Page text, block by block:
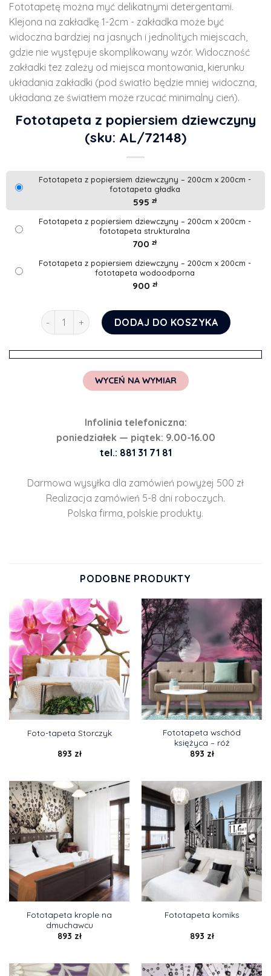
Fototapetę można myć delikatnymi detergentami.
Klejona na zakładkę 1-2cm - zakładka może być
widoczna bardziej na jasnych i jednolitych miejscach,
gdzie nie występuje skomplikowany wzór. Widoczność
zakładki tez zależy od miejsca montowania, kierunku
układania zakładki (pod światło będzie mniej widoczna,
układana ze światłem może rzucać minimalny cień).
Fototapeta z popiersiem dziewczyny
(sku: AL/72148)
Fototapeta z popiersiem dziewczyny – 200cm x 200cm -
fototapeta gładka
595 zł
Fototapeta z popiersiem dziewczyny – 200cm x 200cm -
fototapeta strukturalna
700 zł
Fototapeta z popiersiem dziewczyny – 200cm x 200cm -
fototapeta wodoodporna
900 zł
ilość Fototapeta z popiersiem dziewczyny
DODAJ DO KOSZYKA
WYCEŃ NA WYMIAR
Infolinia telefoniczna:
poniedziałek — piątek: 9.00-16.00
tel.: 881 31 71 81
Darmowa wysyłka dla zamówień powyżej 500 zł
Realizacja zamówień 5-8 dni roboczych.
Polska firma, polskie produkty.
PODOBNE PRODUKTY
Foto-tapeta Storczyk
893 zł
Fototapeta wschód
księżyca – róż
893 zł
Fototapeta krople na
dmuchawcu
893 zł
Fototapeta komiks
893 zł